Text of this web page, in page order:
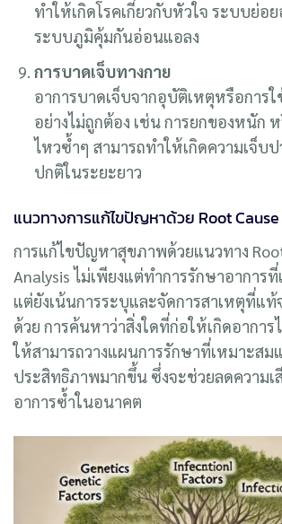
ทำให้เกิดโรคเกี่ยวกับหัวใจ ระบบย่อ
ระบบภูมิคุ้มกันอ่อนแอลง
การบาดเจ็บทางกาย
อาการบาดเจ็บจากอุบัติเหตุหรือการใ
อย่างไม่ถูกต้อง เช่น การยกของหนัก
ไหวซ้ำๆ สามารถทำให้เกิดความเจ็บ
ปกติในระยะยาว
แนวทางการแก้ไขปัญหาด้วย Root
การแก้ไขปัญหาสุขภาพด้วยแนวทาง
Analysis ไม่เพียงแต่ทำการรักษาอาการ
แต่ยังเน้นการระบุและจัดการสาเหตุที่แท้
ด้วย การค้นหาว่าสิ่งใดที่ก่อให้เกิดอาการ
ให้สามารถวางแผนการรักษาที่เหมาะสม
ประสิทธิภาพมากขึ้น ซึ่งจะช่วยลดความเ
อาการซ้ำในอนาคต